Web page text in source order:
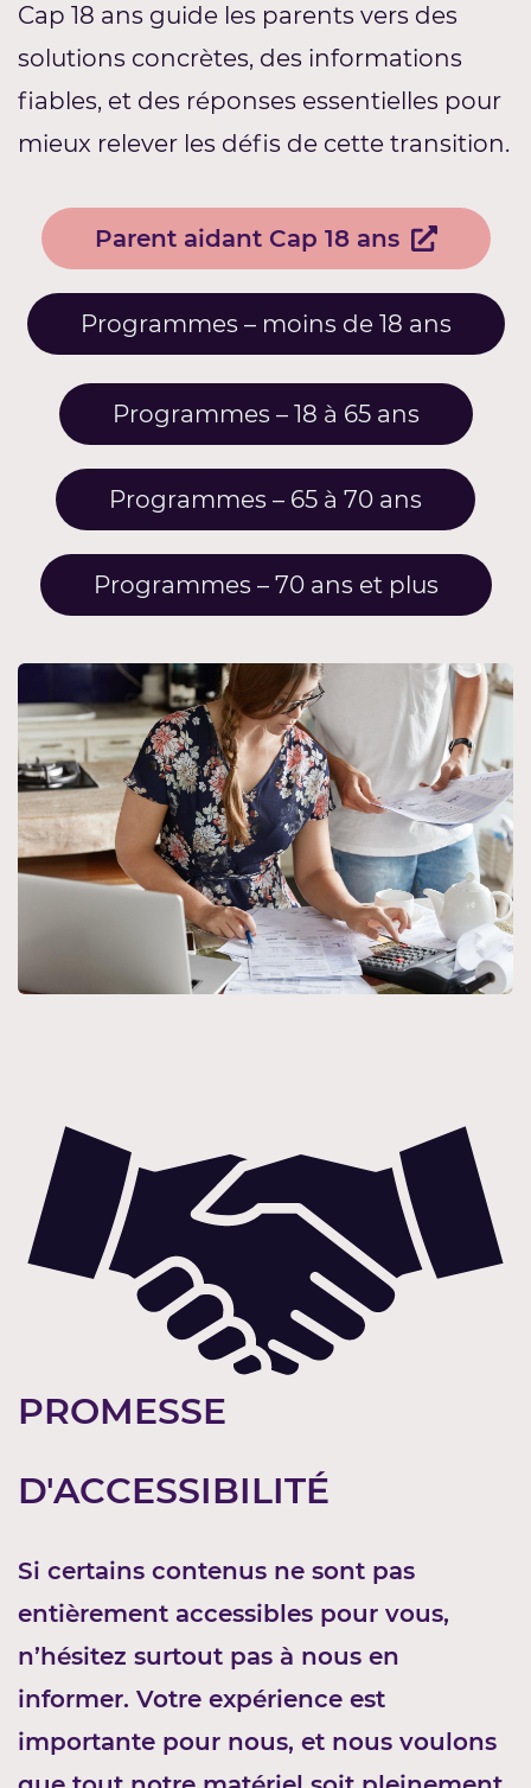
Cap 18 ans guide les parents vers des
solutions concrètes, des informations
fiables, et des réponses essentielles pour
mieux relever les défis de cette transition.
Parent aidant Cap 18 ans
Programmes – moins de 18 ans
Programmes – 18 à 65 ans
Programmes – 65 à 70 ans
Programmes – 70 ans et plus
PROMESSE
D'ACCESSIBILITÉ
Si certains contenus ne sont pas
entièrement accessibles pour vous,
n’hésitez surtout pas à nous en
informer. Votre expérience est
importante pour nous, et nous voulons